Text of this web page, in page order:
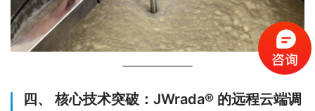
四、 核心技术突破：JWrada® 的远程云端调